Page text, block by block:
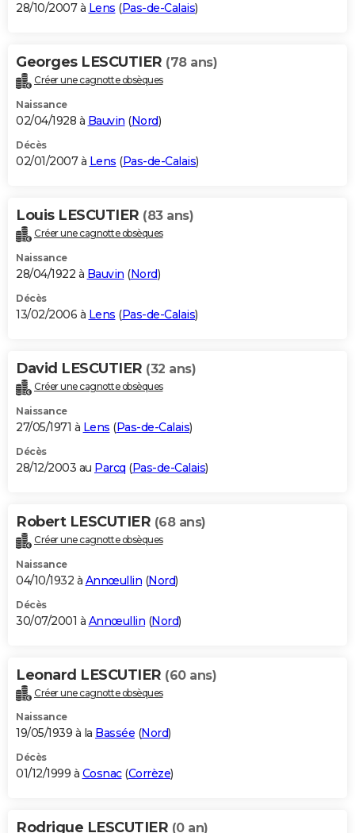
28/10/2007 à Lens (Pas-de-Calais)
Georges LESCUTIER (78 ans)
Créer une cagnotte obsèques
Naissance
02/04/1928 à Bauvin (Nord)
Décès
02/01/2007 à Lens (Pas-de-Calais)
Louis LESCUTIER (83 ans)
Créer une cagnotte obsèques
Naissance
28/04/1922 à Bauvin (Nord)
Décès
13/02/2006 à Lens (Pas-de-Calais)
David LESCUTIER (32 ans)
Créer une cagnotte obsèques
Naissance
27/05/1971 à Lens (Pas-de-Calais)
Décès
28/12/2003 au Parcq (Pas-de-Calais)
Robert LESCUTIER (68 ans)
Créer une cagnotte obsèques
Naissance
04/10/1932 à Annœullin (Nord)
Décès
30/07/2001 à Annœullin (Nord)
Leonard LESCUTIER (60 ans)
Créer une cagnotte obsèques
Naissance
19/05/1939 à la Bassée (Nord)
Décès
01/12/1999 à Cosnac(Corrèze)
Rodrigue LESCUTIER (0 an)